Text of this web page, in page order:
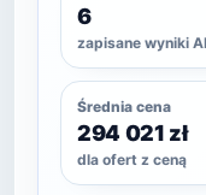
6
zapisane wyniki AI
Średnia cena
294 021 zł
dla ofert z ceną